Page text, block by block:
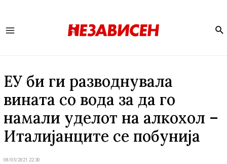
ЕУ би ги разводнувала
вината со вода за да го
намали уделот на алкохол –
Италијанците се побунија
08/05/2021 22:30